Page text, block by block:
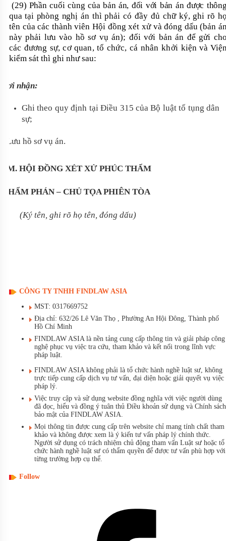
(29) Phần cuối cùng của bản án, đối với bản án được
qua tại phòng nghị án thì phải có đầy đủ chữ ký, ghi rõ
tên của các thành viên Hội đồng xét xử và đóng dấu (bản
nàyphải lưu vào hồ sơ vụ án); đối với bản án để gửi
các đương sự, cơ quan, tổ chức, cá nhân khởi kiện và
kiểm sát thì ghi như sau:
Nơi nhận:
Ghi theo quy định tại Điều 315 của Bộ luật tố tụng dân
sự;
- Lưu hồ sơ vụ án.
TM. HỘI ĐỒNG XÉT XỬ PHÚC THẨM
THẨM PHÁN – CHỦ TỌA PHIÊN TÒA
(Ký tên, ghi rõ họ tên, đóng dấu)
CÔNG TY TNHH FINDLAW ASIA
MST: 0317669752
Địa chỉ: 632/26 Lê Văn Thọ , Phường An Hội Đông, Thành phố
Hồ Chí Minh
FINDLAW ASIA là nền tảng cung cấp thông tin và giải pháp công
nghệ phục vụ việc tra cứu, tham khảo và kết nối trong lĩnh vực
pháp luật.
FINDLAW ASIA không phải là tổ chức hành nghề luật sư, không
trực tiếp cung cấp dịch vụ tư vấn, đại diện hoặc giải quyết vụ việc
pháp lý.
Việc truy cập và sử dụng website đồng nghĩa với việc người dùng
đã đọc, hiểu và đồng ý tuân thủ Điều khoản sử dụng và Chính sách
bảo mật của FINDLAW ASIA.
Mọi thông tin được cung cấp trên website chỉ mang tính chất tham
khảo và không được xem là ý kiến tư vấn pháp lý chính thức.
Người sử dụng có trách nhiệm chủ động tham vấn Luật sư hoặc tổ
chức hành nghề luật sư có thẩm quyền để được tư vấn phù hợp với
từng trường hợp cụ thể.
Follow